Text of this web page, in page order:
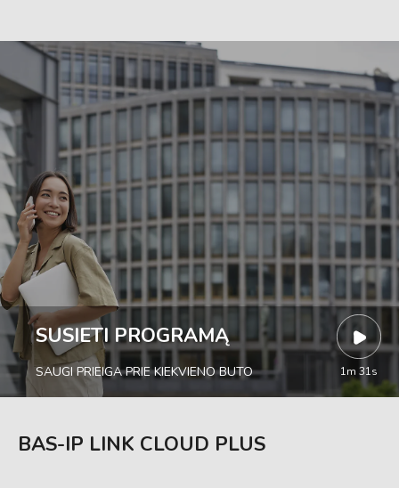
SUSIETI PROGRAMĄ
SAUGI PRIEIGA PRIE KIEKVIENO BUTO 1m 31s
BAS-IP LINK CLOUD PLUS